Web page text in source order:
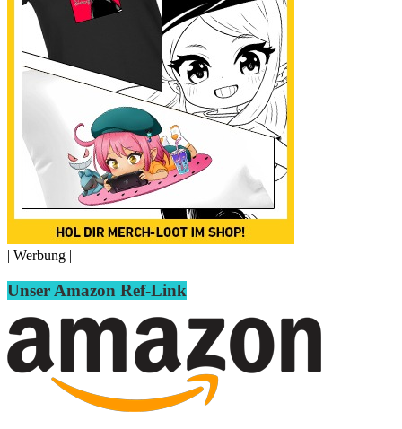
| Werbung |
Unser Amazon Ref-Link